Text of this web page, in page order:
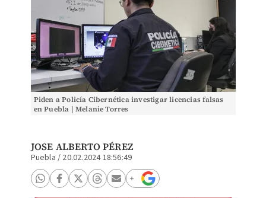
Piden a Policía Cibernética investigar licencias falsas
en Puebla | Melanie Torres
JOSE ALBERTO PÉREZ
Puebla / 20.02.2024 18:56:49